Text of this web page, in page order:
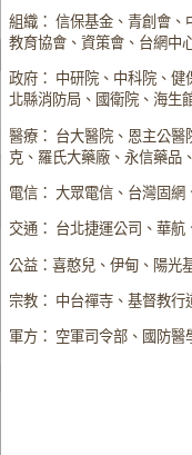
組織： 信保基金、青創會
教育協會、資策會、台網中
政府： 中研院、中科院、
北縣消防局、國衛院、海生
醫療： 台大醫院、恩主公
克、羅氏大藥廠、永信藥品、
電信： 大眾電信、台灣固網
交通： 台北捷運公司、華航
公益：喜憨兒、伊甸、陽光
宗教： 中台禪寺、基督教行
軍方： 空軍司令部、國防醫